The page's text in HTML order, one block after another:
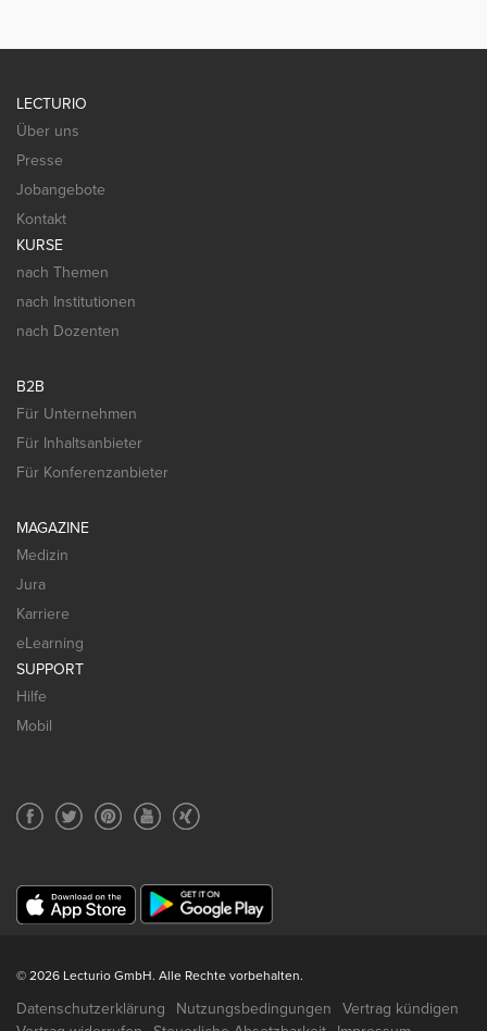
LECTURIO
Über uns
Presse
Jobangebote
Kontakt
KURSE
nach Themen
nach Institutionen
nach Dozenten
B2B
Für Unternehmen
Für Inhaltsanbieter
Für Konferenzanbieter
MAGAZINE
Medizin
Jura
Karriere
eLearning
SUPPORT
Hilfe
Mobil
© 2026 Lecturio GmbH. Alle Rechte vorbehalten.
Datenschutzerklärung Nutzungsbedingungen
Vertrag kündigen